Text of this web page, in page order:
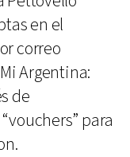
en el
correo
Argentina:
de
para